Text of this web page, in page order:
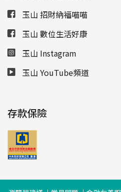
玉山 招財納福喵喵
玉山 數位生活好康
玉山 Instagram
玉山 YouTube頻道
存款保險